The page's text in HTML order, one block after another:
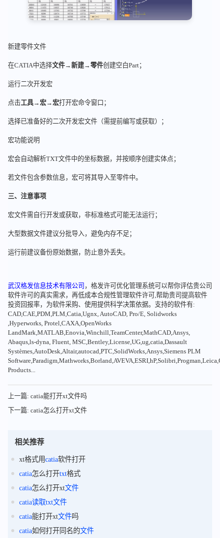
新建零件文件
在CATIA中选择文件→新建→零件创建空白Part；
运行二次开发宏
点击工具→宏→宏打开宏命令窗口；
选择已准备好的二次开发宏文件（需提前编写或获取）；
宏功能说明
宏会自动解析TXT文件中的坐标数据，并按顺序创建实体点；
若文件包含参数信息，宏可将其导入至零件中。
三、注意事项
宏文件需自行开发或获取，非标准格式可能无法运行；
大型数据文件建议分批导入，避免内存不足；
运行前建议备份原始数据，防止意外丢失。
武汉格发信息技术有限公司 ，格发许可优化管理系统可以帮你评估贵公司
软件许可的真实需求，再低成本合规性管理软件许可,帮助贵司提高软件
投资回报率，为软件采购、使用提供科学决策依据。支持的软件有:
CAD,CAE,PDM,PLM,Catia,Ugnx, AutoCAD, Pro/E, Solidworks
,Hyperworks, Protel,CAXA,OpenWorks
LandMark,MATLAB,Enovia,Winchill,TeamCenter,MathCAD,Ansys,
Abaqus,ls-dyna, Fluent, MSC,Bentley,License,UG,ug,catia,Dassault
Systèmes,AutoDesk,Altair,autocad,PTC,SolidWorks,Ansys,Siemens PLM
Products...
上一篇: catia能打开xt文件吗
下一篇: catia怎么打开xt文件
相关推荐
xt格式用catia软件打开
catia怎么打开txt格式
catia怎么打开xt文件
catia读取txt文件
catia能打开xt文件吗
catia如何打开同名的文件